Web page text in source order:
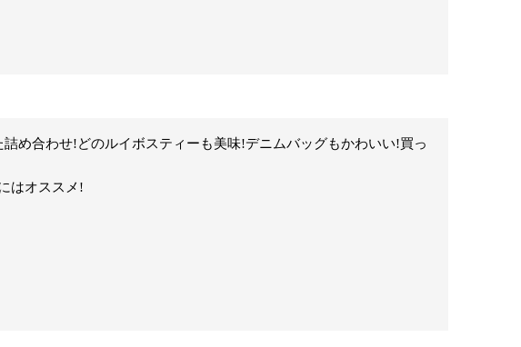
め合わせ!どのルイボスティーも美味!デニムバッグもかわいい!買っ
はオススメ!